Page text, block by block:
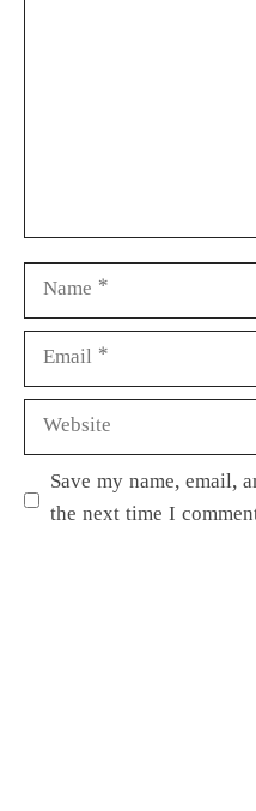
Save my name, email,
the next time I